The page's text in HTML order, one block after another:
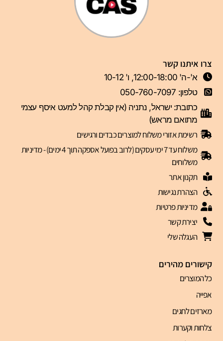
קישורים מהירים
כל המוצרים
אפייה
מארזים לחגים
צלחות וקערות
צרו איתנו קשר
א'-ה' 12:00-18:00, ו' 10-12
טלפון: 050-760-7097
כתובת: ישראל, נתניה (אין קבלת קהל למעט איסף עצמי
מתואם מראש)
רשימת אזורי משלוח למוצרים כבדים ורגישים
משלוח עד 7 ימי עסקים (לרוב בפועל אספקה תוך 4 ימים) - מדיניות
משלוחים
תקנון אתר
הצהרת נגישות
מדיניות פרטיות
יצירת קשר
העגלה שלי